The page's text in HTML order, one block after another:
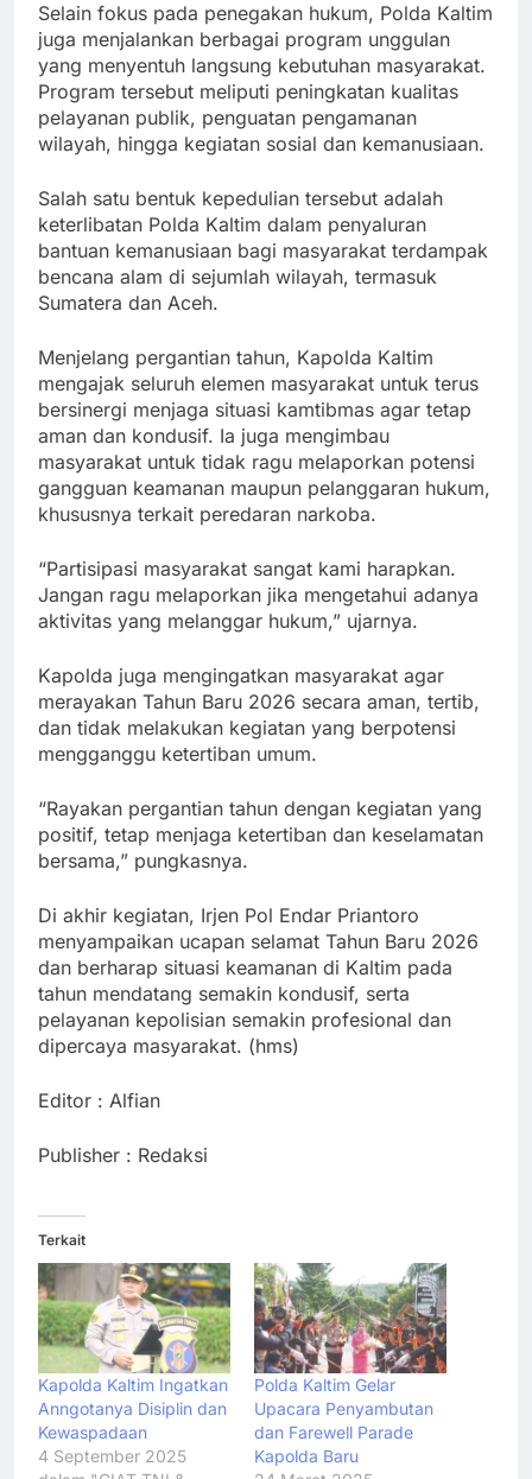
Selain fokus pada penegakan hukum, Polda Kaltim
juga menjalankan berbagai program unggulan
yang menyentuh langsung kebutuhan masyarakat.
Program tersebut meliputi peningkatan kualitas
pelayanan publik, penguatan pengamanan
wilayah, hingga kegiatan sosial dan kemanusiaan.
Salah satu bentuk kepedulian tersebut adalah
keterlibatan Polda Kaltim dalam penyaluran
bantuan kemanusiaan bagi masyarakat terdampak
bencana alam di sejumlah wilayah, termasuk
Sumatera dan Aceh.
Menjelang pergantian tahun, Kapolda Kaltim
mengajak seluruh elemen masyarakat untuk terus
bersinergi menjaga situasi kamtibmas agar tetap
aman dan kondusif. Ia juga mengimbau
masyarakat untuk tidak ragu melaporkan potensi
gangguan keamanan maupun pelanggaran hukum,
khususnya terkait peredaran narkoba.
“Partisipasi masyarakat sangat kami harapkan.
Jangan ragu melaporkan jika mengetahui adanya
aktivitas yang melanggar hukum,” ujarnya.
Kapolda juga mengingatkan masyarakat agar
merayakan Tahun Baru 2026 secara aman, tertib,
dan tidak melakukan kegiatan yang berpotensi
mengganggu ketertiban umum.
“Rayakan pergantian tahun dengan kegiatan yang
positif, tetap menjaga ketertiban dan keselamatan
bersama,” pungkasnya.
Di akhir kegiatan, Irjen Pol Endar Priantoro
menyampaikan ucapan selamat Tahun Baru 2026
dan berharap situasi keamanan di Kaltim pada
tahun mendatang semakin kondusif, serta
pelayanan kepolisian semakin profesional dan
dipercaya masyarakat. (hms)
Editor : Alfian
Publisher : Redaksi
Terkait
Kapolda Kaltim Ingatkan
Anngotanya Disiplin dan
Kewaspadaan
4 September 2025
Polda Kaltim Gelar
Upacara Penyambutan
dan Farewell Parade
Kapolda Baru